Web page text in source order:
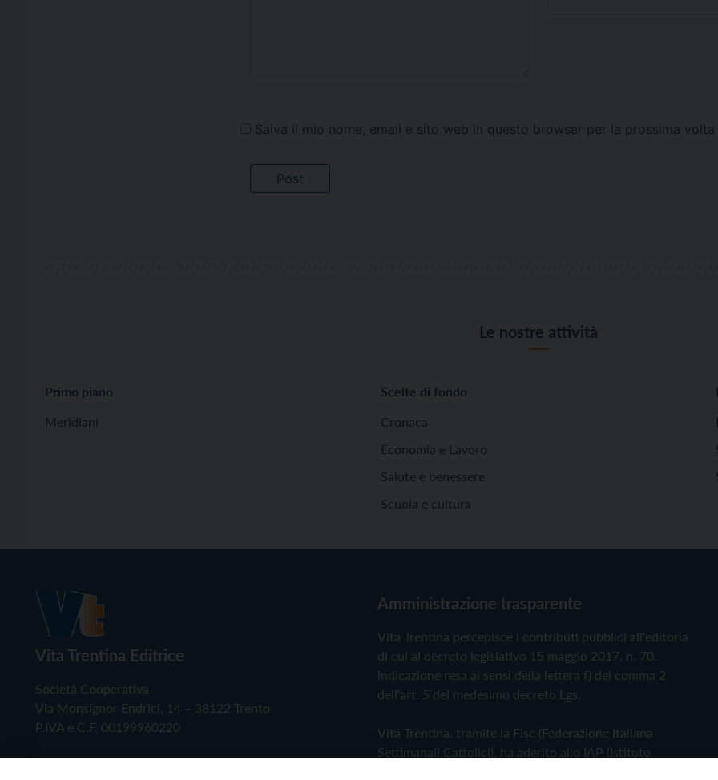
Salva il mio nome, email e sito web in questo browser per la prossima
Le nostre attività
Primo piano
Meridiani
Scelte di fondo
Cronaca
Economia e Lavoro
Salute e benessere
Scuola e cultura
Vita Trentina Editrice
Società Cooperativa
Via Monsignor Endrici, 14 – 38122 Trento
P.IVA e C.F. 00199960220
Amministrazione trasparente
Vita Trentina percepisce i contributi pubblici all'editoria
di cui al decreto legislativo 15 maggio 2017, n. 70.
Indicazione resa ai sensi della lettera f) del comma 2
dell'art. 5 del medesimo decreto Lgs.
Vita Trentina, tramite la Fisc (Federazione Italiana
Settimanali Cattolici), ha aderito allo IAP (Istituto